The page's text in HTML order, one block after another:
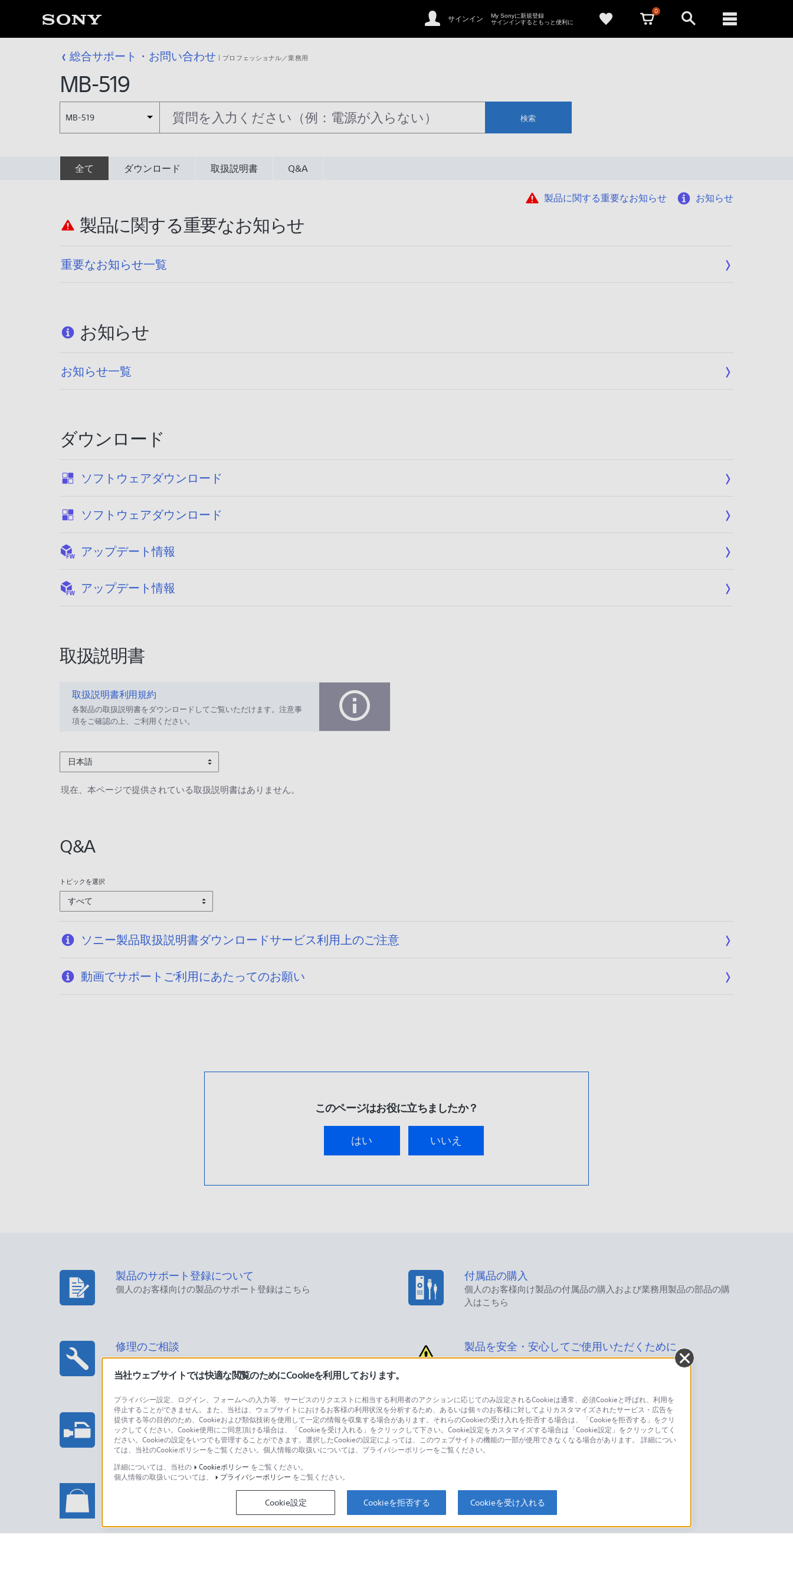
サインイン
My Sonyに新規登録
サインインするともっと便利に
0
総合サポート・お問い合わせ プロフェッショナル／業務用
MB-519
MB-519 検索
全て ダウンロード 取扱説明書 Q&A
製品に関する重要なお知らせ お知らせ
製品に関する重要なお知らせ
重要なお知らせ一覧
お知らせ
お知らせ一覧
ダウンロード
ソフトウェアダウンロード
ソフトウェアダウンロード
アップデート情報
アップデート情報
取扱説明書
取扱説明書利用規約
各製品の取扱説明書をダウンロードしてご覧いただけます。注意事
項をご確認の上、ご利用ください。
日本語
現在、本ページで提供されている取扱説明書はありません。
Q&A
トピックを選択
すべて
ソニー製品取扱説明書ダウンロードサービス利用上のご注意
動画でサポートご利用にあたってのお願い
このページはお役に立ちましたか？
はい いいえ
製品のサポート登録について
個人のお客様向けの製品のサポート登録はこちら
付属品の購入
個人のお客様向け製品の付属品の購入および業務用製品の部品の購
入はこちら
修理のご相談 製品を安全・安心してご使用いただくために
プロフェッショナル/業務用製品に関するお問い合わせ
法人のお客様はこちら
製品に関するお問い合わせ
個人のお客様はこちら
ソニーストアでのお買い物に関するご利用ガイド・お問
ソニーストアのご利用方法・サービスに関してのご案内はこちら
海外仕様製品
オーバーシーズモデルに関してのご案内はこちら
当社ウェブサイトでは快適な閲覧のためにCookieを利用しております。
プライバシー設定、ログイン、フォームへの入力等、サービスのリクエストに相当する利用者のアクションに応じてのみ設定されるCookieは通常、必須Cookieと呼ばれ、利用を
停止することができません。また、当社は、ウェブサイトにおけるお客様の利用状況を分析するため、あるいは個々のお客様に対してよりカスタマイズされたサービス・広告を
提供する等の目的のため、Cookieおよび類似技術を使用して一定の情報を収集する場合があります。それらのCookieの受け入れを拒否する場合は、「Cookieを拒否する」をクリ
ックしてください。Cookie使用にご同意頂ける場合は、「Cookieを受け入れる」をクリックして下さい。Cookie設定をカスタマイズする場合は「Cookie設定」をクリックしてく
ださい。Cookieの設定をいつでも管理することができます。選択したCookieの設定によっては、このウェブサイトの機能の一部が使用できなくなる場合があります。 詳細につい
ては、当社のCookieポリシーをご覧ください。個人情報の取扱いについては、プライバシーポリシーをご覧ください。
詳細については、当社の
Cookieポリシー をご覧ください。
個人情報の取扱いについては、
プライバシーポリシー をご覧ください。
Cookie設定 Cookieを拒否する Cookieを受け入れる